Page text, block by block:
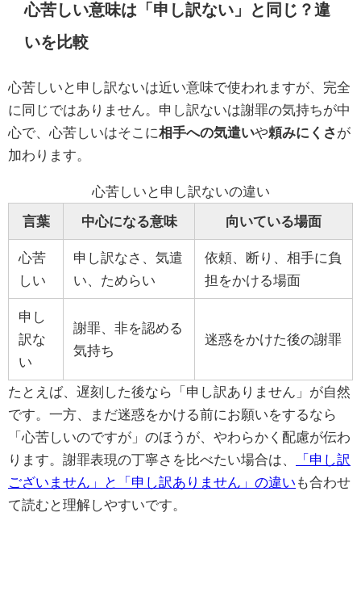
心苦しい意味は「申し訳ない」と同じ？違
いを比較
心苦しいと申し訳ないは近い意味で使われますが、完全
に同じではありません。申し訳ないは謝罪の気持ちが中
心で、心苦しいはそこに相手への気遣いや頼みにくさ が
加わります。
心苦しいと申し訳ないの違い
言葉 中心になる意味 向いている場面
心苦
しい
申し訳なさ、気遣
い、ためらい
依頼、断り、相手に負
担をかける場面
申し
訳な
い
謝罪、非を認める
気持ち
迷惑をかけた後の謝罪
たとえば、遅刻した後なら「申し訳ありません」が自然
です。一方、まだ迷惑をかける前にお願いをするなら
「心苦しいのですが」のほうが、やわらかく配慮が伝わ
ります。謝罪表現の丁寧さを比べたい場合は、
「申し訳
ございません」と「申し訳ありません」の違い も合わせ
て読むと理解しやすいです。